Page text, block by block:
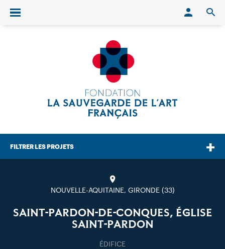
Ouvrir/fermer le menu
FILTRER LES PROJETS
NOUVELLE-AQUITAINE, GIRONDE (33)
SAINT-PARDON-DE-CONQUES, ÉGLISE
SAINT-PARDON
ÉDIFICE